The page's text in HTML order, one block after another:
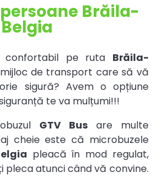
Brăila-
Belgia
confortabil pe ruta Brăila-
de transport care să vă
sigură? Avem o opțiune
te va mulțumi!!!
GTV Busare multe
cheie este că microbuzele
pleacă în mod regulat,
atunci când vă convine.